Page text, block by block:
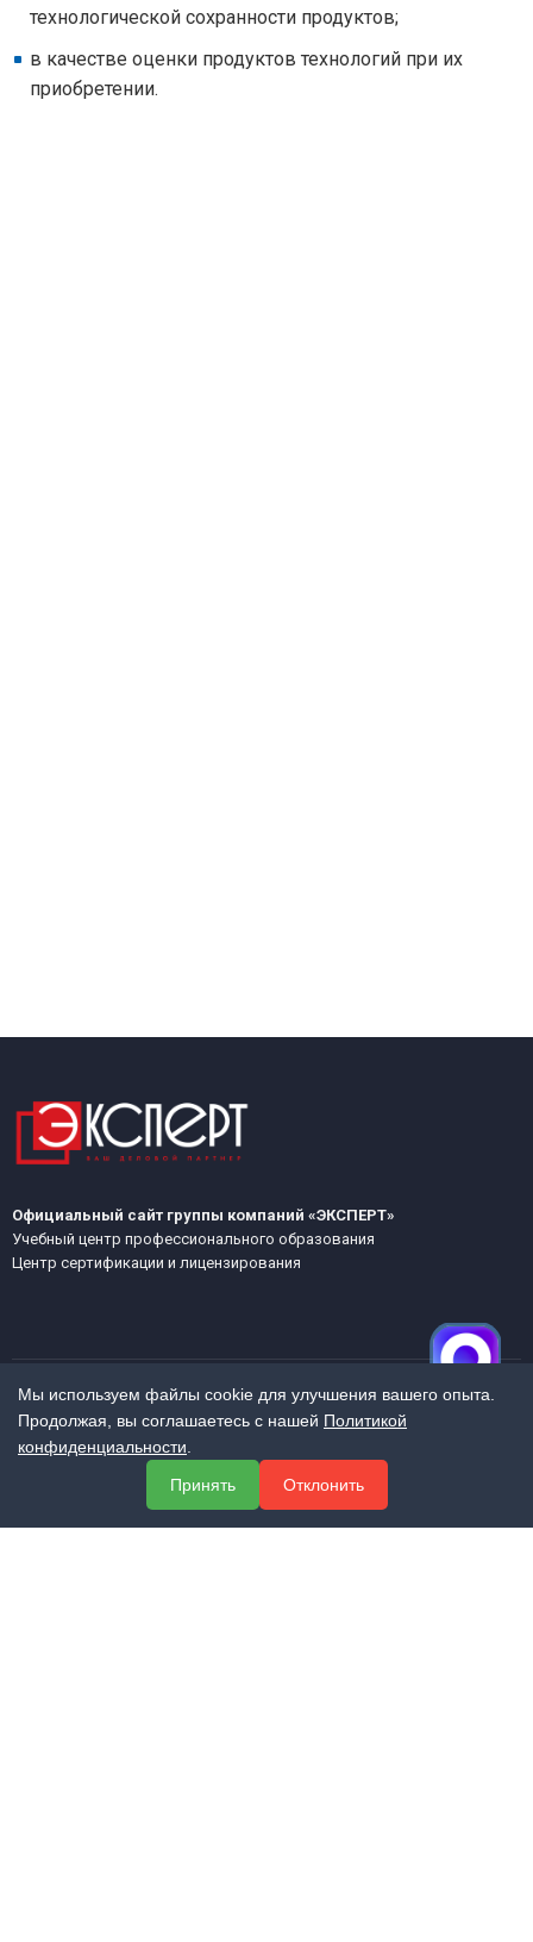
технологической сохранности продуктов;
в качестве оценки продуктов технологий при их
приобретении.
Официальный сайт группы компаний «ЭКСПЕРТ»
Учебный центр профессионального образования
Центр сертификации и лицензирования
МЕНЮ
Мы используем файлы cookie для улучшения вашего опыта.
Продолжая, вы соглашаетесь с нашей Политикой
конфиденциальности
Принять
Отклонить